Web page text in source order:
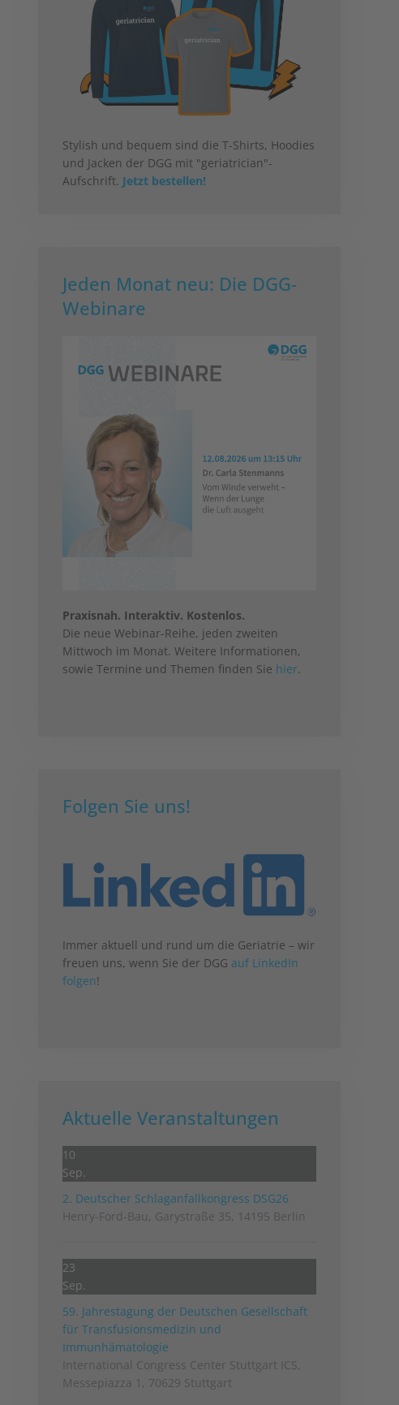
Stylish und bequem sind die T-Shirts, Hoodies
und Jacken der DGG mit "geriatrician"-
Aufschrift. Jetzt bestellen!
Jeden Monat neu: Die DGG-
Webinare
Praxisnah. Interaktiv. Kostenlos.
Die neue Webinar-Reihe, jeden zweiten
Mittwoch im Monat. Weitere Informationen,
sowie Termine und Themen finden Sie hier.
Folgen Sie uns!
Immer aktuell und rund um die Geriatrie – wir
freuen uns, wenn Sie der DGG auf LinkedIn
folgen!
Aktuelle Veranstaltungen
10
Sep.
2. Deutscher Schlag­anfall­kongress DSG26
Henry-Ford-Bau, Garystraße 35, 14195 Berlin
23
Sep.
59. Jahrestagung der Deutschen Gesellschaft
für Transfusionsmedizin und
Immunhämatologie
International Congress Center Stuttgart ICS,
Messepiazza 1, 70629 Stuttgart